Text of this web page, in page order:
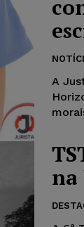
A
na